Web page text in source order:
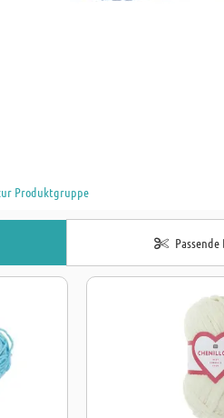
Produktgruppe